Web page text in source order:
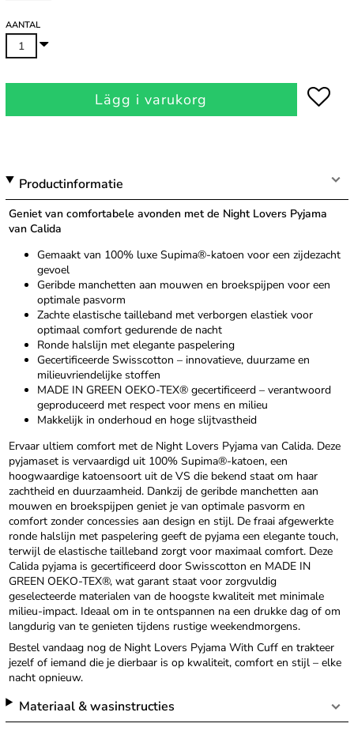
AANTAL
Lägg i varukorg
Productinformatie
Geniet van comfortabele avonden met de Night Lovers Pyjama
van Calida
Gemaakt van 100% luxe Supima®-katoen voor een zijdezacht
gevoel
Geribde manchetten aan mouwen en broekspijpen voor een
optimale pasvorm
Zachte elastische tailleband met verborgen elastiek voor
optimaal comfort gedurende de nacht
Ronde halslijn met elegante paspelering
Gecertificeerde Swisscotton – innovatieve, duurzame en
milieuvriendelijke stoffen
MADE IN GREEN OEKO-TEX® gecertificeerd – verantwoord
geproduceerd met respect voor mens en milieu
Makkelijk in onderhoud en hoge slijtvastheid
Ervaar ultiem comfort met de Night Lovers Pyjama van Calida. Deze
pyjamaset is vervaardigd uit 100% Supima®-katoen, een
hoogwaardige katoensoort uit de VS die bekend staat om haar
zachtheid en duurzaamheid. Dankzij de geribde manchetten aan
mouwen en broekspijpen geniet je van optimale pasvorm en
comfort zonder concessies aan design en stijl. De fraai afgewerkte
ronde halslijn met paspelering geeft de pyjama een elegante touch,
terwijl de elastische tailleband zorgt voor maximaal comfort. Deze
Calida pyjama is gecertificeerd door Swisscotton en MADE IN
GREEN OEKO-TEX®, wat garant staat voor zorgvuldig
geselecteerde materialen van de hoogste kwaliteit met minimale
milieu-impact. Ideaal om in te ontspannen na een drukke dag of om
langdurig van te genieten tijdens rustige weekendmorgens.
Bestel vandaag nog de Night Lovers Pyjama With Cuff en trakteer
jezelf of iemand die je dierbaar is op kwaliteit, comfort en stijl – elke
nacht opnieuw.
Materiaal & wasinstructies